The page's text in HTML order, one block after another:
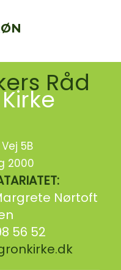
Råd
5B
2000
Nørtoft
56 52